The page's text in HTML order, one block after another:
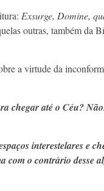
Exsurge, Domine,
outras, também da
a virtude da
chegar até o Céu?
interestelares e
com o contrário desse